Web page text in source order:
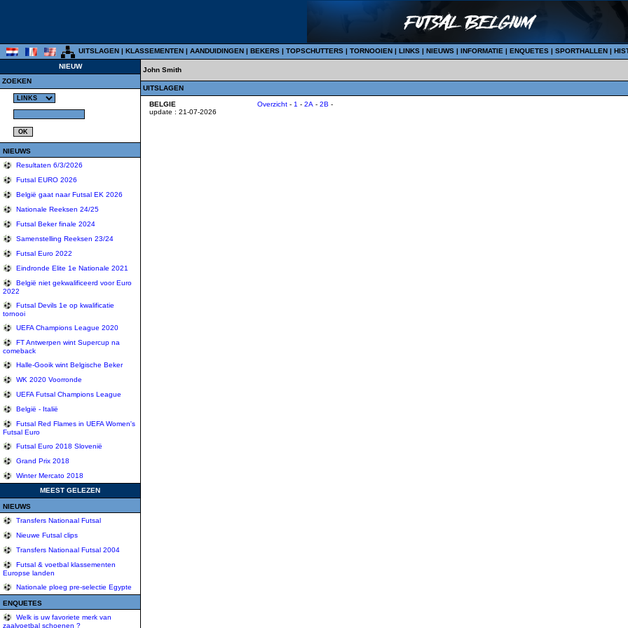
UITSLAGEN | KLASSEMENTEN | AANDUIDINGEN | BEKERS | TOPSCHUTTERS | TORNOOIEN | LINKS | NIEUWS | INFORMATIE | ENQUETES | SPORTHALLEN |
NIEUW
ZOEKEN
NIEUWS
Resultaten 6/3/2026
Futsal EURO 2026
België gaat naar Futsal EK 2026
Nationale Reeksen 24/25
Futsal Beker finale 2024
Samenstelling Reeksen 23/24
Futsal Euro 2022
Eindronde Elite 1e Nationale 2021
België niet gekwalificeerd voor Euro
2022
Futsal Devils 1e op kwalificatie
tornooi
UEFA Champions League 2020
FT Antwerpen wint Supercup na
comeback
Halle-Gooik wint Belgische Beker
WK 2020 Voorronde
UEFA Futsal Champions League
België - Italië
Futsal Red Flames in UEFA Women's
Futsal Euro
Futsal Euro 2018 Slovenië
Grand Prix 2018
Winter Mercato 2018
MEEST GELEZEN
NIEUWS
Transfers Nationaal Futsal
Nieuwe Futsal clips
Transfers Nationaal Futsal 2004
Futsal & voetbal klassementen
Europse landen
Nationale ploeg pre-selectie Egypte
ENQUETES
Welk is uw favoriete merk van
zaalvoetbal schoenen ?
John Smith
UITSLAGEN
BELGIE
update : 21-07-2026
Overzicht - 1 - 2A - 2B -